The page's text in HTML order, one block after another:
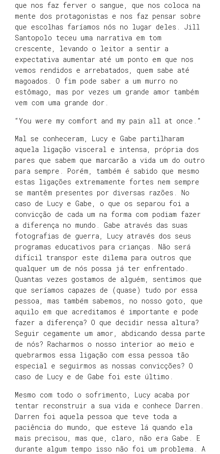
que nos faz ferver o sangue, que nos coloca na
mente dos protagonistas e nos faz pensar sobre
que escolhas faríamos nós no lugar deles. Jill
Santopolo teceu uma narrativa em tom
crescente, levando o leitor a sentir a
expectativa aumentar até um ponto em que nos
vemos rendidos e arrebatados, quem sabe até
magoados. O fim pode saber a um murro no
estômago, mas por vezes um grande amor também
vem com uma grande dor.
“You were my comfort and my pain all at once.”
Mal se conheceram, Lucy e Gabe partilharam
aquela ligação visceral e intensa, própria dos
pares que sabem que marcarão a vida um do outro
para sempre. Porém, também é sabido que mesmo
estas ligações extremamente fortes nem sempre
se mantêm presentes por diversas razões. No
caso de Lucy e Gabe, o que os separou foi a
convicção de cada um na forma com podiam fazer
a diferença no mundo. Gabe através das suas
fotografias de guerra, Lucy através dos seus
programas educativos para crianças. Não será
difícil transpor este dilema para outros que
qualquer um de nós possa já ter enfrentado.
Quantas vezes gostamos de alguém, sentimos que
que seríamos capazes de (quase) tudo por essa
pessoa, mas também sabemos, no nosso goto, que
aquilo em que acreditamos é importante e pode
fazer a diferença? O que decidir nessa altura?
Seguir cegamente um amor, abdicando dessa parte
de nós? Racharmos o nosso interior ao meio e
quebrarmos essa ligação com essa pessoa tão
especial e seguirmos as nossas convicções? O
caso de Lucy e de Gabe foi este último.
Mesmo com todo o sofrimento, Lucy acaba por
tentar reconstruir a sua vida e conhece Darren.
Darren foi aquela pessoa que teve toda a
paciência do mundo, que esteve lá quando ela
mais precisou, mas que, claro, não era Gabe. E
durante algum tempo isso não foi um problema. A